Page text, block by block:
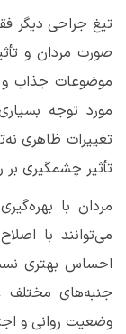
تیغ جراحی دیگر
صورت مردان و
موضوعات جذاب و
مورد توجه
تغییرات ظاهری
تأثیر چشمگیری بر
مردان با
می‌توانند با
احساس بهتری
جنبه‌های مختلف
وضعیت روانی و